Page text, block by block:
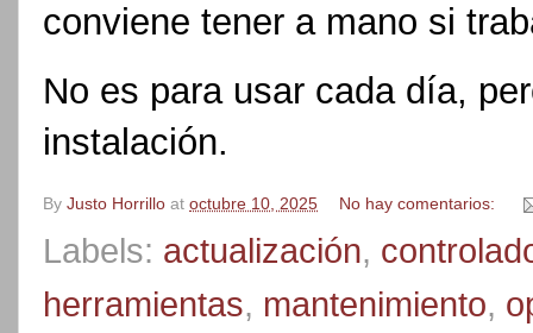
conviene tener a mano si
No es para usar cada día,
instalación.
By Justo Horrillo at octubre 10, 2025 No hay comentarios:
Labels: actualización,
herramientas, mantenimiento,